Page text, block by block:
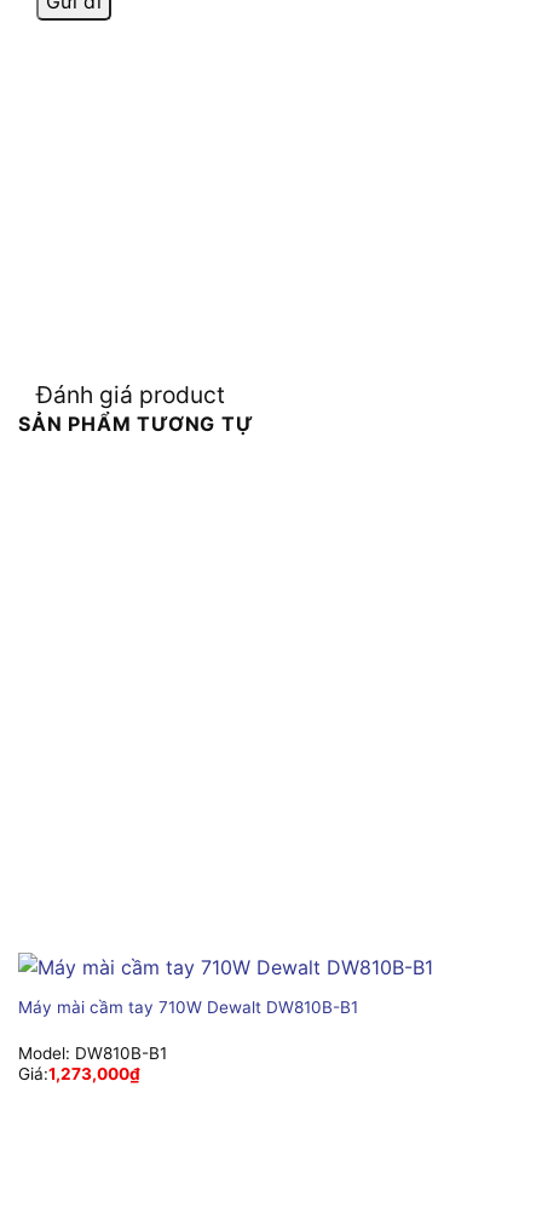
Đánh giá product
SẢN PHẨM TƯƠNG TỰ
Máy mài cầm tay 710W Dewalt DW810B-B1
Model: DW810B-B1
Giá:1,273,000₫